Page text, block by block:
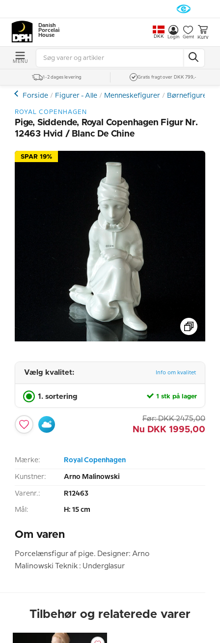
Danish
Porcelain
House
DKK Login Gemt Kurv
MENU
1-2 dages levering Gratis fragt over DKK 799,-
Forside Figurer - Alle Menneskefigurer Børnefigurer
ROYAL COPENHAGEN
Pige, Siddende, Royal Copenhagen Figur Nr.
12463 Hvid / Blanc De Chine
SPAR 19%
Vælg kvalitet: Info om kvalitet
1. sortering 1 stk på lager
Før: DKK 2475,00
Nu DKK 1995,00
Mærke: Royal Copenhagen
Kunstner: Arno Malinowski
Varenr.: R12463
Mål: H: 15 cm
Om varen
Porcelænsfigur af pige. Designer: Arno
Malinowski Teknik : Underglasur
Tilbehør og relaterede varer